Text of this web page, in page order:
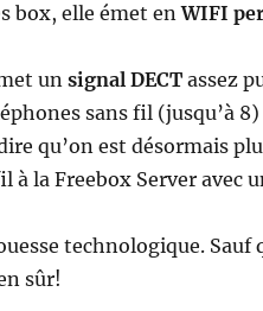
box, elle émet enWIFI
un signal DECTassez
sans fil (jusqu’à
qu’on est désormais
la Freebox Server avec
technologique. Sauf
sûr!